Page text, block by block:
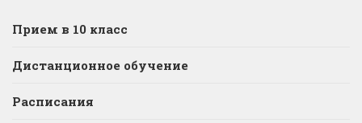
Прием в 10 класс
Дистанционное обучение
Расписания